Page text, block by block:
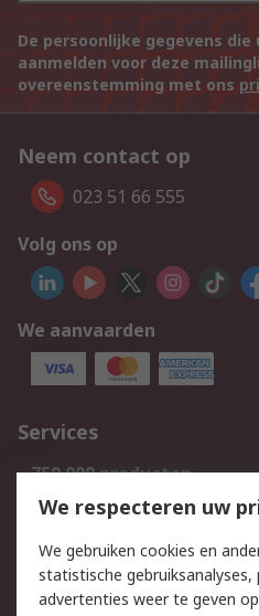
De persoonlijke gegevens
aanmelden voor deze
overeenstemming met ons
Neem contact op
023 51 66 555
Volg ons op
We aanvaarden
Services
750.000 producten
Bestellen
Track & Trace
We respecteren uw
We gebruiken cookies en
statistische
advertenties weer te geven